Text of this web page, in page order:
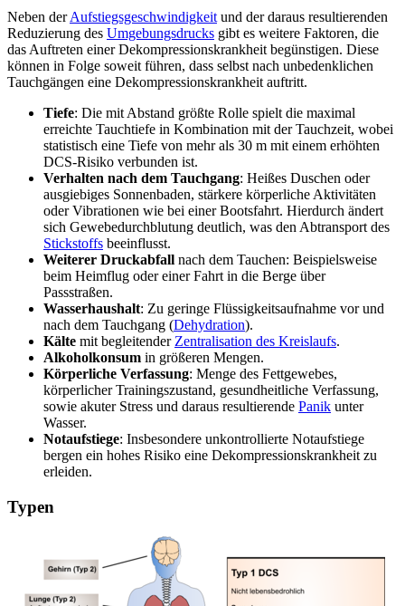
Neben derAufstiegsgeschwindigkeit und der daraus resultierenden
Reduzierung des Umgebungsdrucks gibt es weitere Faktoren, die
das Auftreten einer Dekompressionskrankheit begünstigen. Diese
können in Folge soweit führen, dass selbst nach unbedenklichen
Tauchgängen eine Dekompressionskrankheit auftritt.
Tiefe: Die mit Abstand größte Rolle spielt die maximal
erreichte Tauchtiefe in Kombination mit der Tauchzeit, wobei
statistisch eine Tiefe von mehr als 30 m mit einem erhöhten
DCS-Risiko verbunden ist.
Verhalten nach dem Tauchgang: Heißes Duschen oder
ausgiebiges Sonnenbaden, stärkere körperliche Aktivitäten
oder Vibrationen wie bei einer Bootsfahrt. Hierdurch ändert
sich Gewebedurchblutung deutlich, was den Abtransport des
Stickstoffs beeinflusst.
Weiterer Druckabfall nach dem Tauchen: Beispielsweise
beim Heimflug oder einer Fahrt in die Berge über
Passstraßen.
Wasserhaushalt: Zu geringe Flüssigkeitsaufnahme vor und
nach dem Tauchgang (Dehydration).
Kälte mit begleitender Zentralisation des Kreislaufs.
Alkoholkonsum in größeren Mengen.
Körperliche Verfassung: Menge des Fettgewebes,
körperlicher Trainingszustand, gesundheitliche Verfassung,
sowie akuter Stress und daraus resultierende Panik unter
Wasser.
Notaufstiege: Insbesondere unkontrollierte Notaufstiege
bergen ein hohes Risiko eine Dekompressionskrankheit zu
erleiden.
Typen